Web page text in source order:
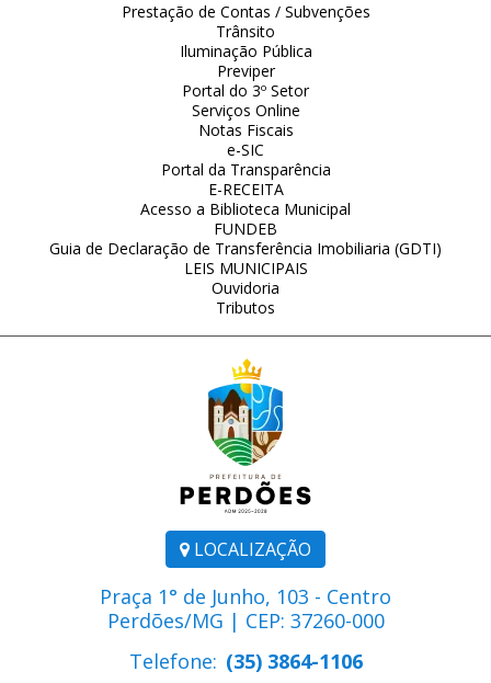
LOCALIZAÇÃO
Praça 1° de Junho, 103 - Centro
Perdões/MG | CEP: 37260-000
Telefone: (35) 3864-1106
Prestação de Contas / Subvenções
Trânsito
Iluminação Pública
Previper
Portal do 3º Setor
Serviços Online
Notas Fiscais
e-SIC
Portal da Transparência
E-RECEITA
Acesso a Biblioteca Municipal
FUNDEB
Guia de Declaração de Transferência Imobiliaria (GDTI)
LEIS MUNICIPAIS
Ouvidoria
Tributos